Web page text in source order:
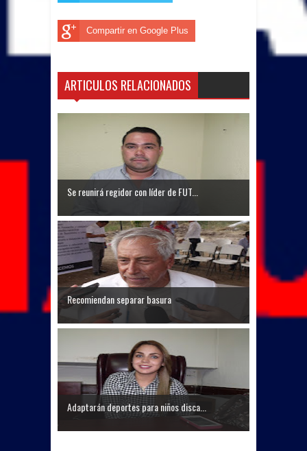
Compartir en Google Plus
ARTICULOS RELACIONADOS
Se reunirá regidor con líder de FUT...
Recomiendan separar basura
Adaptarán deportes para niños disca...